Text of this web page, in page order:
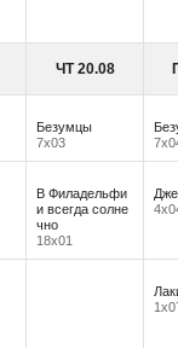
ЧТ 20.08
Безумцы
7х03
В Филадельфи
и всегда солне
чно
18х01